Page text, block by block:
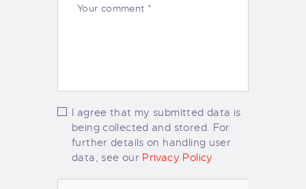
I agree that my submitted data is
being collected and stored. For
further details on handling user
data, see our Privacy Policy